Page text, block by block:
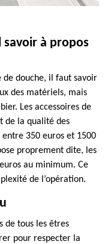
savoir à propos
de douche, il faut savoir
des matériels, mais
Les accessoires de
de la qualité des
350 euros et 1500
proprement dite, les
au minimum. Ce
de l’opération.
de tous les êtres
pour respecter la